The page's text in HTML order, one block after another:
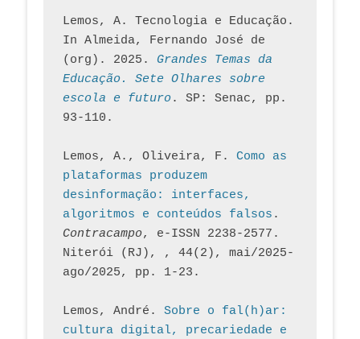
Lemos, A. Tecnologia e Educação.
In Almeida, Fernando José de
(org). 2025. Grandes Temas da
Educação. Sete Olhares sobre
escola e futuro. SP: Senac, pp.
93-110.
Lemos, A., Oliveira, F. Como as
plataformas produzem
desinformação: interfaces,
algoritmos e conteúdos falsos
Contracampo, e-ISSN 2238-2577.
Niterói (RJ), , 44(2), mai/2025-
ago/2025, pp. 1-23.
Lemos, André. Sobre o fal(h)ar:
cultura digital, precariedade e